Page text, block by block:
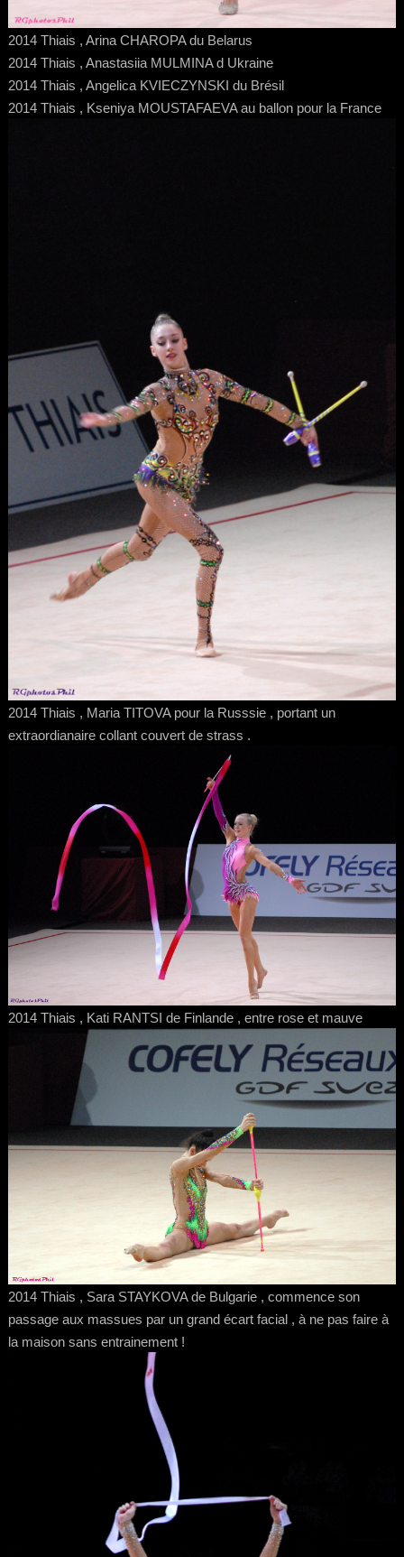
2014 Thiais , Arina CHAROPA du Belarus
2014 Thiais , Anastasiia MULMINA d Ukraine
2014 Thiais , Angelica KVIECZYNSKI du Brésil
2014 Thiais , Kseniya MOUSTAFAEVA au ballon pour la France
2014 Thiais , Maria TITOVA pour la Russsie , portant un
extraordianaire collant couvert de strass .
2014 Thiais , Kati RANTSI de Finlande , entre rose et mauve
2014 Thiais , Sara STAYKOVA de Bulgarie , commence son
passage aux massues par un grand écart facial , à ne pas faire à
la maison sans entrainement !